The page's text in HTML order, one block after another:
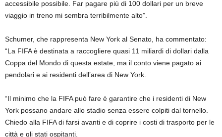
accessibile possibile. Far pagare più di 100 dollari per un breve
viaggio in treno mi sembra terribilmente alto”.
Schumer, che rappresenta New York al Senato, ha commentato:
“La FIFA è destinata a raccogliere quasi 11 miliardi di dollari dalla
Coppa del Mondo di questa estate, ma il conto viene pagato ai
pendolari e ai residenti dell’area di New York.
“Il minimo che la FIFA può fare è garantire che i residenti di New
York possano andare allo stadio senza essere colpiti dal tornello.
Chiedo alla FIFA di farsi avanti e di coprire i costi di trasporto per le
città e gli stati ospitanti.